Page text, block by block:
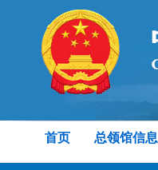
首页 总领馆信息